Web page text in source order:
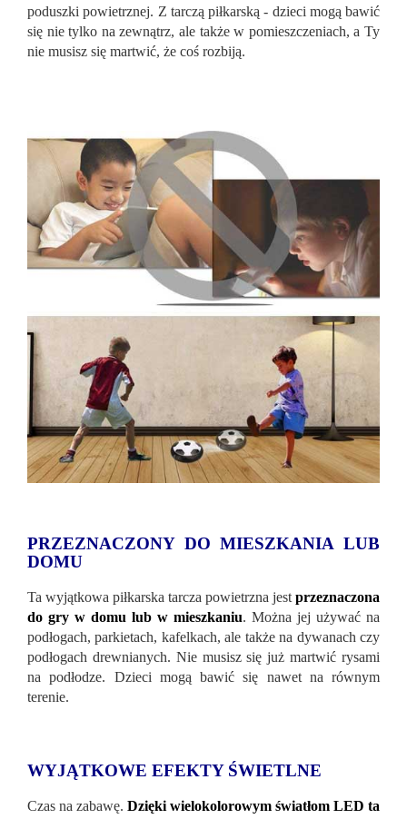
poduszki powietrznej. Z tarczą piłkarską - dzieci mogą bawić
się nie tylko na zewnątrz, ale także w pomieszczeniach, a Ty
nie musisz się martwić, że coś rozbiją.
PRZEZNACZONY DO MIESZKANIA LUB
DOMU
Ta wyjątkowa piłkarska tarcza powietrzna jest przeznaczona
do gry w domu lub w mieszkaniu. Można jej używać na
podłogach, parkietach, kafelkach, ale także na dywanach czy
podłogach drewnianych. Nie musisz się już martwić rysami
na podłodze. Dzieci mogą bawić się nawet na równym
terenie.
WYJĄTKOWE EFEKTY ŚWIETLNE
Czas na zabawę. Dzięki wielokolorowym światłom LED ta